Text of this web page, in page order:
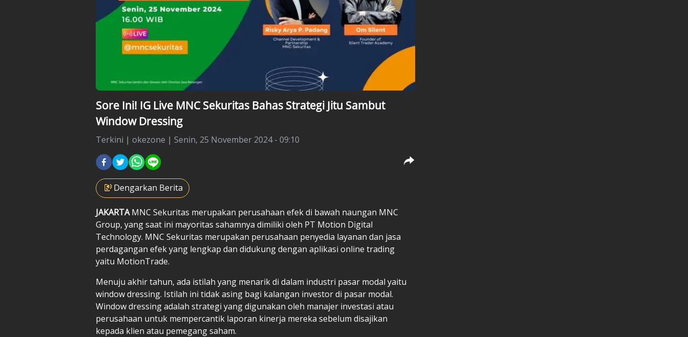
Sore Ini! IG Live MNC Sekuritas Bahas Strategi Jitu Sambut
Window Dressing
Terkini | okezone | Senin, 25 November 2024 - 09:10
Dengarkan Berita
JAKARTAMNC Sekuritas merupakan perusahaan efek di bawah naungan MNC
Group, yang saat ini mayoritas sahamnya dimiliki oleh PT Motion Digital
Technology. MNC Sekuritas merupakan perusahaan penyedia layanan dan jasa
perdagangan efek yang lengkap dan didukung dengan aplikasi online trading
yaitu MotionTrade.
Menuju akhir tahun, ada istilah yang menarik di dalam industri pasar modal yaitu
window dressing. Istilah ini tidak asing bagi kalangan investor di pasar modal.
Window dressing adalah strategi yang digunakan oleh manajer investasi atau
perusahaan untuk mempercantik laporan kinerja mereka sebelum disajikan
kepada klien atau pemegang saham.